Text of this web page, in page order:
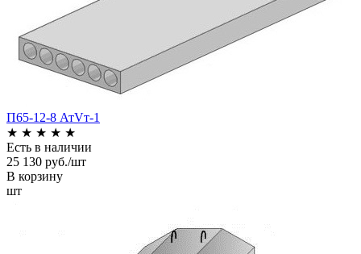
П65-12-8 АтVт-1
★ ★ ★ ★ ★
Есть в наличии
25 130 руб./шт
В корзину
шт